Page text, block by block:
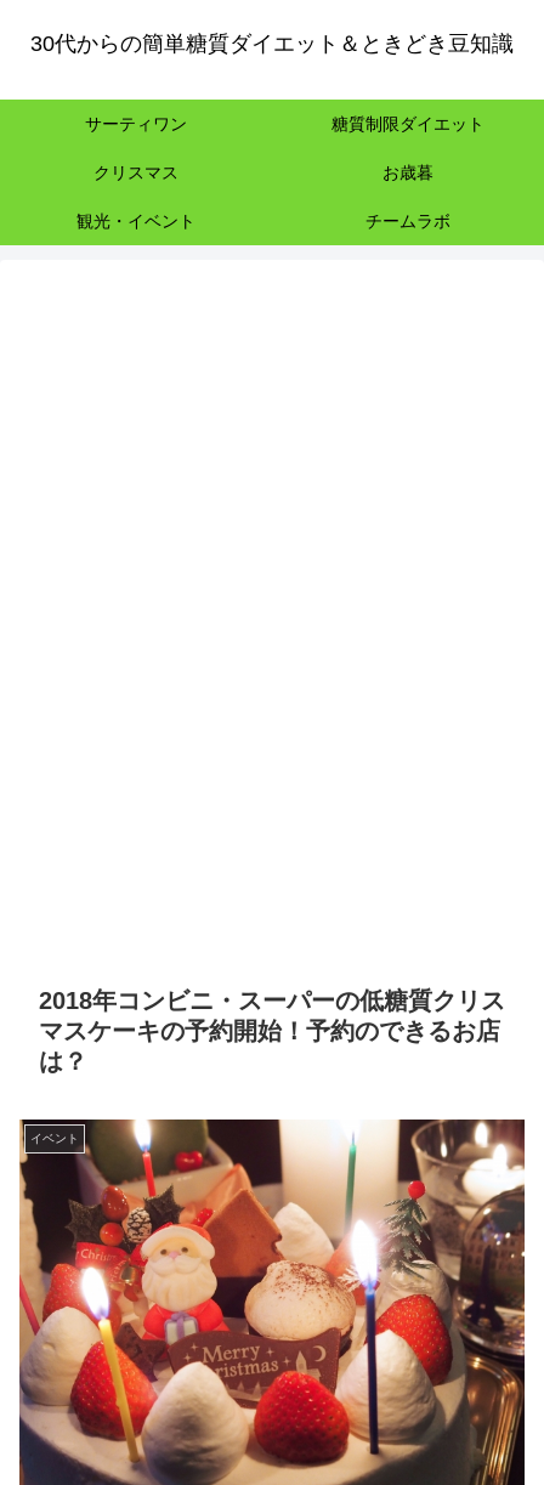
30代からの簡単糖質ダイエット＆ときどき豆知識
サーティワン 糖質制限ダイエット
クリスマス お歳暮
観光・イベント チームラボ
2018年コンビニ・スーパーの低糖質クリス
マスケーキの予約開始！予約のできるお店
は？
イベント